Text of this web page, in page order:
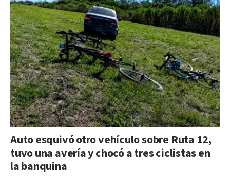
Auto esquivó otro vehículo sobre Ruta 12,
tuvo una avería y chocó a tres ciclistas en
la banquina